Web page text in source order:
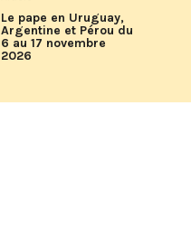
Le pape en Uruguay,
Argentine et Pérou du
6 au 17 novembre
2026